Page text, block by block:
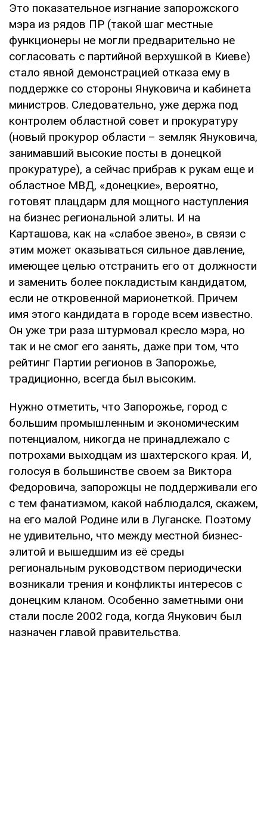
Это показательное изгнание запорожского
мэра из рядов ПР (такой шаг местные
функционеры не могли предварительно не
согласовать с партийной верхушкой в Киеве)
стало явной демонстрацией отказа ему в
поддержке со стороны Януковича и кабинета
министров. Следовательно, уже держа под
контролем областной совет и прокуратуру
(новый прокурор области – земляк Януковича,
занимавший высокие посты в донецкой
прокуратуре), а сейчас прибрав к рукам еще и
областное МВД, «донецкие», вероятно,
готовят плацдарм для мощного наступления
на бизнес региональной элиты. И на
Карташова, как на «слабое звено», в связи с
этим может оказываться сильное давление,
имеющее целью отстранить его от должности
и заменить более покладистым кандидатом,
если не откровенной марионеткой. Причем
имя этого кандидата в городе всем известно.
Он уже три раза штурмовал кресло мэра, но
так и не смог его занять, даже при том, что
рейтинг Партии регионов в Запорожье,
традиционно, всегда был высоким.
Нужно отметить, что Запорожье, город с
большим промышленным и экономическим
потенциалом, никогда не принадлежало с
потрохами выходцам из шахтерского края. И,
голосуя в большинстве своем за Виктора
Федоровича, запорожцы не поддерживали его
с тем фанатизмом, какой наблюдался, скажем,
на его малой Родине или в Луганске. Поэтому
не удивительно, что между местной бизнес-
элитой и вышедшим из её среды
региональным руководством периодически
возникали трения и конфликты интересов с
донецким кланом. Особенно заметными они
стали после 2002 года, когда Янукович был
назначен главой правительства.